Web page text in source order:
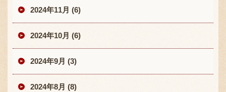
2024年11月 (6)
2024年10月 (6)
2024年9月 (3)
2024年8月 (8)